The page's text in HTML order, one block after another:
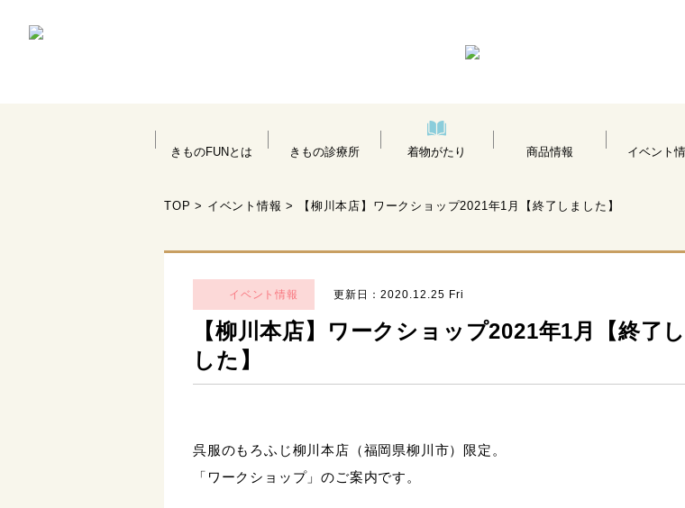
きものFUNとは きもの診療所 着物がたり 商品情報 イベント
TOP > イベント情報 > 【柳川本店】ワークショップ2021年1月【終了しました】
イベント情報 更新日：2020.12.25 Fri
【柳川本店】ワークショップ2021年1月【終了
した】
呉服のもろふじ柳川本店（福岡県柳川市）限定。
「ワークショップ」のご案内です。